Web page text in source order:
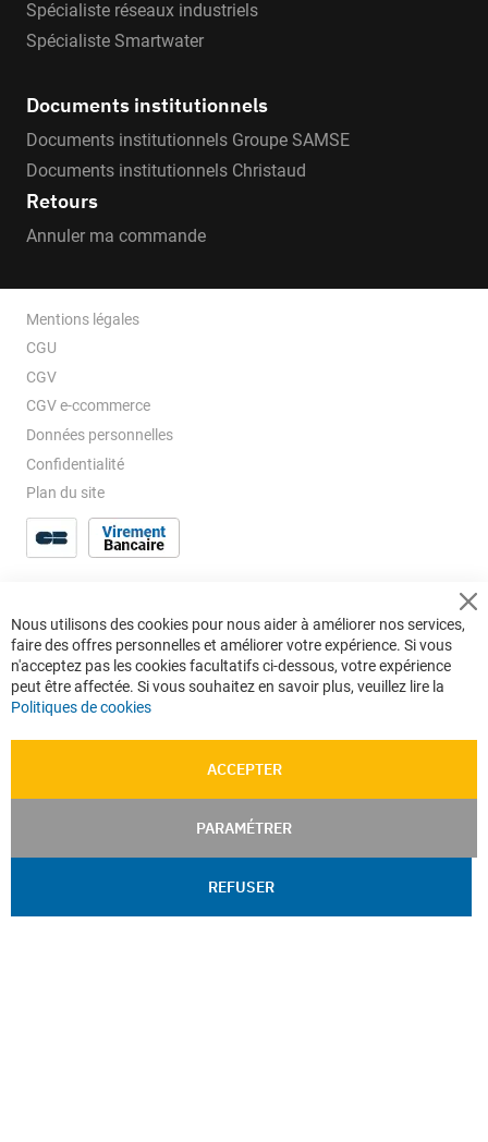
Spécialiste réseaux industriels
Spécialiste Smartwater
Documents institutionnels
Documents institutionnels Groupe SAMSE
Documents institutionnels Christaud
Retours
Annuler ma commande
Mentions légales
CGU
CGV
CGV e-ccommerce
Données personnelles
Confidentialité
Plan du site
Nous utilisons des cookies pour nous aider à améliorer nos services,
faire des offres personnelles et améliorer votre expérience. Si vous
n'acceptez pas les cookies facultatifs ci-dessous, votre expérience
peut être affectée. Si vous souhaitez en savoir plus, veuillez lire la
Politiques de cookies
ACCEPTER
PARAMÉTRER
REFUSER